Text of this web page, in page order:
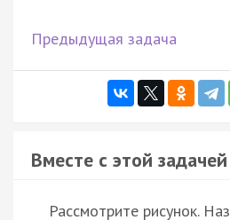
Предыдущая задача
Вместе с этой
Рассмотрите рисунок.